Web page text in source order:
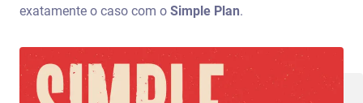
exatamente o caso com o Simple Plan.